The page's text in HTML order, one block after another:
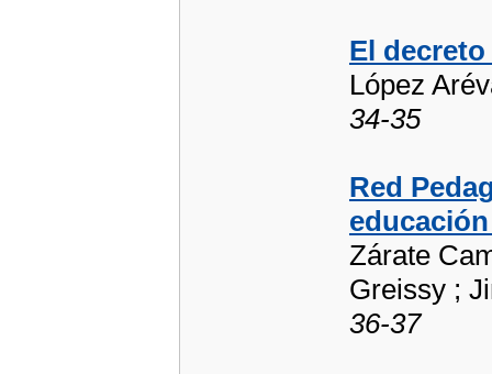
El
López
34-35
Red
Zárate
Greissy ;
36-37